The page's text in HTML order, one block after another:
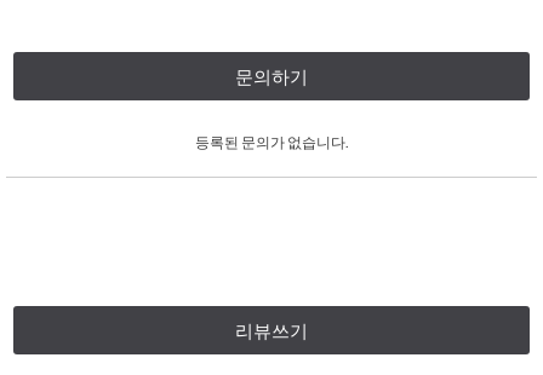
문의하기
등록된 문의가 없습니다.
리뷰쓰기